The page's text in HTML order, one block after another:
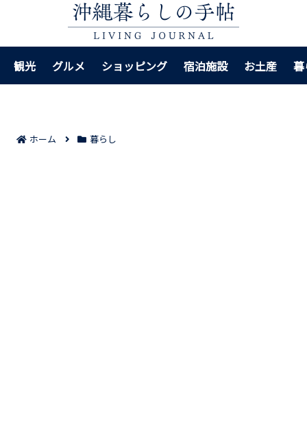
観光 グルメ ショッピング 宿泊施設 お土産
ホーム 暮らし